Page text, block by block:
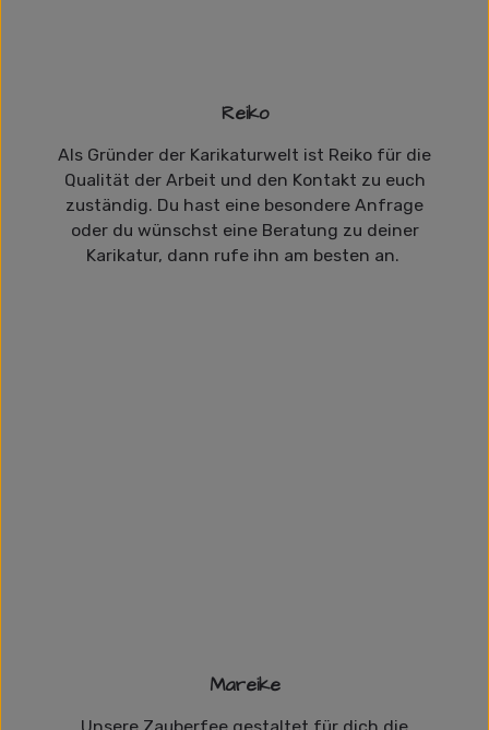
Reiko
Als Gründer der Karikaturwelt ist Reiko für die
Qualität der Arbeit und den Kontakt zu euch
zuständig. Du hast eine besondere Anfrage
oder du wünschst eine Beratung zu deiner
Karikatur, dann rufe ihn am besten an.
Mareike